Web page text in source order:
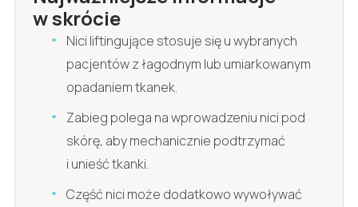
w skrócie
Nici liftingujące stosuje się u wybranych
pacjentów z łagodnym lub umiarkowanym
opadaniem tkanek.
Zabieg polega na wprowadzeniu nici pod
skórę, aby mechanicznie podtrzymać
i unieść tkanki.
Część nici może dodatkowo wywoływać